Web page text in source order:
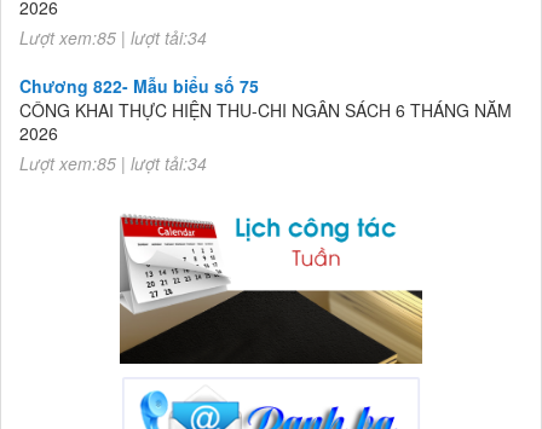
Lượt xem:85 | lượt tải:34
CÔNG KHAI THỰC HIỆN THU-CHI NGÂN SÁCH 6 THÁNG NĂM
2026
Lượt xem:85 | lượt tải:34